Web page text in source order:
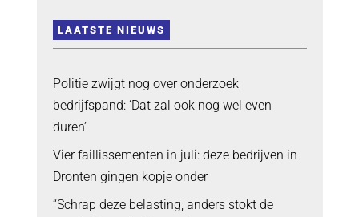
LAATSTE NIEUWS
Politie zwijgt nog over onderzoek
bedrijfspand: ‘Dat zal ook nog wel even
duren’
Vier faillissementen in juli: deze bedrijven in
Dronten gingen kopje onder
“Schrap deze belasting, anders stokt de